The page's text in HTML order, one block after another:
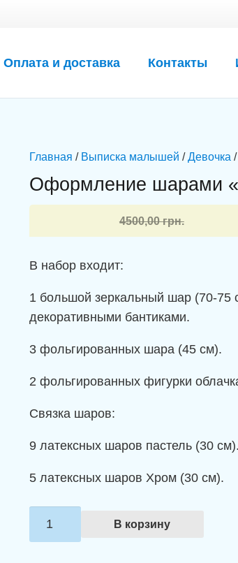
Оплата и доставка Контакты
Главная / Выписка малышей /Девочка
Оформление шарами
4500,00грн.
Первоначальная
цена
составляла
4500,00 грн..
цена:
4099,00 грн..
В набор входит:
1 большой зеркальный шар (70-75
декоративными бантиками.
3 фольгированных шара (45 см).
2 фольгированных фигурки
Связка шаров:
9 латексных шаров пастель (30
5 латексных шаров Хром (30 см).
В корзину